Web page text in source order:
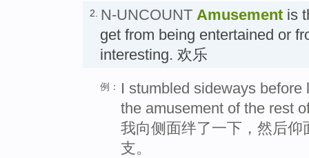
2. N-UNCOUNT Amusement is
get from being entertained or
interesting. 欢乐
例：
I stumbled sideways
the amusement of the rest
我向侧面绊了一下，然后
支。